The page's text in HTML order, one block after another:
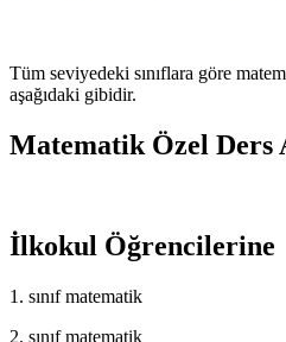
Tüm seviyedeki sınıflara göre
aşağıdaki gibidir.
Matematik Özel Ders
İlkokul Öğrencilerine
1. sınıf matematik
2. sınıf matematik